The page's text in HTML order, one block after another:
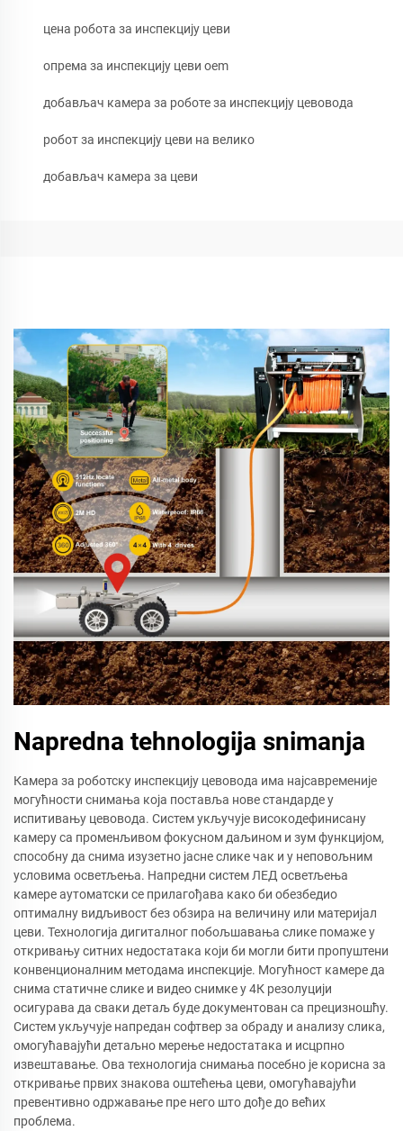
цена робота за инспекцију цеви
опрема за инспекцију цеви oem
добављач камера за роботе за инспекцију цевовода
робот за инспекцију цеви на велико
добављач камера за цеви
Napredna tehnologija snimanja
Камера за роботску инспекцију цевовода има најсавременије
могућности снимања која поставља нове стандарде у
испитивању цевовода. Систем укључује високодефинисану
камеру са променљивом фокусном даљином и зум функцијом,
способну да снима изузетно јасне слике чак и у неповољним
условима осветљења. Напредни систем ЛЕД осветљења
камере аутоматски се прилагођава како би обезбедио
оптималну видљивост без обзира на величину или материјал
цеви. Технологија дигиталног побољшавања слике помаже у
откривању ситних недостатака који би могли бити пропуштени
конвенционалним методама инспекције. Могућност камере да
снима статичне слике и видео снимке у 4К резолуцији
осигурава да сваки детаљ буде документован са прецизношћу.
Систем укључује напредан софтвер за обраду и анализу слика,
омогућавајући детаљно мерење недостатака и исцрпно
извештавање. Ова технологија снимања посебно је корисна за
откривање првих знакова оштећења цеви, омогућавајући
превентивно одржавање пре него што дође до већих
проблема.